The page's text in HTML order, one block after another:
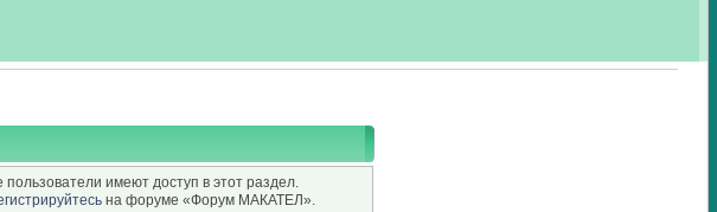
имеют доступ в этот раздел.
на форуме «Форум МАКАТЕЛ».